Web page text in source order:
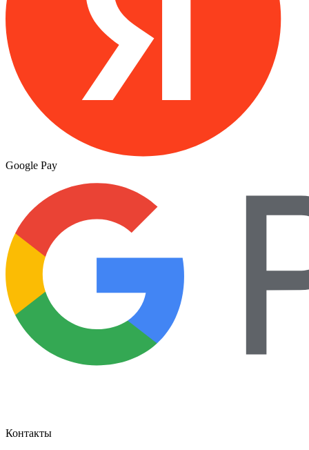
Google Pay
Контакты